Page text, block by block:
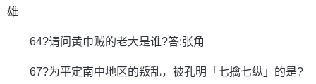
雄
64?请问黄巾贼的老大是谁?答:张角
67?为平定南中地区的叛乱，被孔明「七擒七纵」的是?